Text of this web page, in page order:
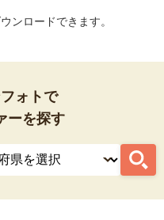
ンロードできます。
ォトで
ーを探す